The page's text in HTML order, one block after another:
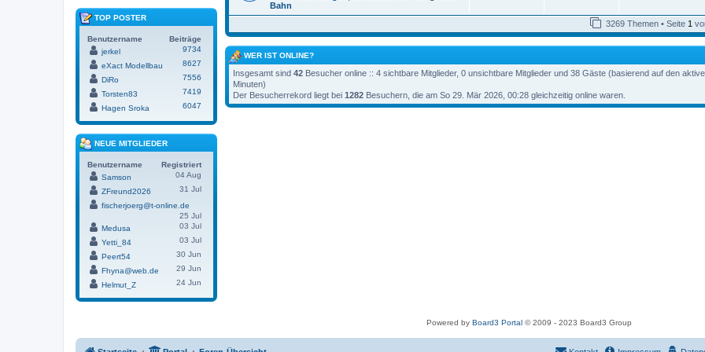
t
e
n
f
f
e
t
r
a
g
Bahn
t
w
t
g
r
f
e
r
B
e
t
r
g
t
e
r
B
i
t
g
3269 Themen • Seite 1
WER IST ONLINE?
Insgesamt sind 42 Besucher online :: 4 sichtbare Mitglieder, 0 unsichtbare Mitglieder und 38 Gäste (basierend auf den
Minuten)
Der Besucherrekord liegt bei 1282 Besuchern, die am So 29. Mär 2026, 00:28 gleichzeitig online waren.
TOP POSTER
Benutzername
Beiträge
jerkel
9734
eXact Modellbau
8627
DiRo
7556
Torsten83
7419
Hagen Sroka
6047
NEUE MITGLIEDER
Benutzername
Registriert
Samson
04 Aug
ZFreund2026
31 Jul
fischerjoerg@t-online.de
25 Jul
Medusa
03 Jul
Yetti_84
03 Jul
Peert54
30 Jun
Fhyna@web.de
29 Jun
Helmut_Z
24 Jun
Powered by Board3 Portal© 2009 - 2023 Board3 Group